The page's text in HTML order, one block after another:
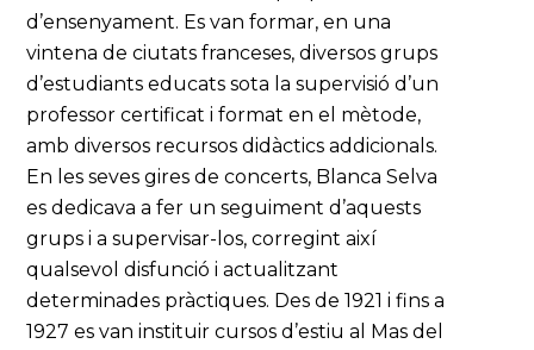
d’ensenyament. Es van formar, en una
vintena de ciutats franceses, diversos grups
d’estudiants educats sota la supervisió d’un
professor certificat i format en el mètode,
amb diversos recursos didàctics addicionals.
En les seves gires de concerts, Blanca Selva
es dedicava a fer un seguiment d’aquests
grups i a supervisar-los, corregint així
qualsevol disfunció i actualitzant
determinades pràctiques. Des de 1921 i fins a
1927 es van instituir cursos d’estiu al Mas del